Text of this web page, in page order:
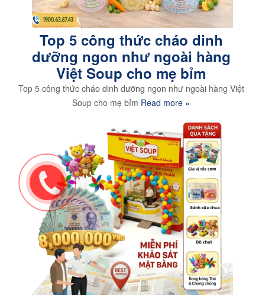
Top 5 công thức cháo dinh
dưỡng ngon như ngoài hàng
Việt Soup cho mẹ bỉm
Top 5 công thức cháo dinh dưỡng ngon như ngoài hàng Việt
Soup cho mẹ bỉm Read more »